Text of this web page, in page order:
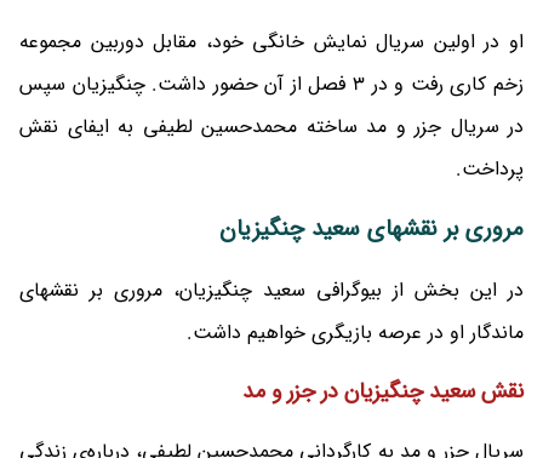
او در اولین سریال نمایش خانگی خود، مقابل دوربین مجموعه
زخم کاری رفت و در 3 فصل از آن حضور داشت. چنگیزیان سپس
در سریال جزر و مد ساخته محمدحسین لطیفی به ایفای نقش
پرداخت.
مروری بر نقشهای سعید چنگیزیان
در این بخش از بیوگرافی سعید چنگیزیان، مروری بر نقشهای
ماندگار او در عرصه بازیگری خواهیم داشت.
نقش سعید چنگیزیان در جزر و مد
سریال جزر و مد به کارگردانی محمدحسین لطیفی، درباره‌ی زندگی